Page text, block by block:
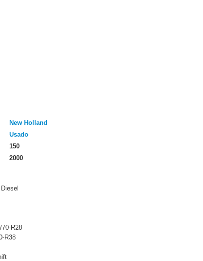
New Holland
Usado
150
2000
70-R28
R38